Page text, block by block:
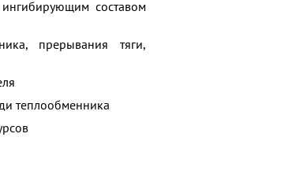
составом
прерывания тяги,
теплообменника